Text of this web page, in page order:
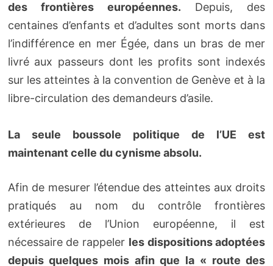
des frontières européennes. Depuis, des
centaines d’enfants et d’adultes sont morts dans
l’indifférence en mer Égée, dans un bras de mer
livré aux passeurs dont les profits sont indexés
sur les atteintes à la convention de Genève et à la
libre-circulation des demandeurs d’asile.
La seule boussole politique de l’UE est
maintenant celle du cynisme absolu.
Afin de mesurer l’étendue des atteintes aux droits
pratiqués au nom du contrôle frontières
extérieures de l’Union européenne, il est
nécessaire de rappeler les dispositions adoptées
depuis quelques mois afin que la « route des